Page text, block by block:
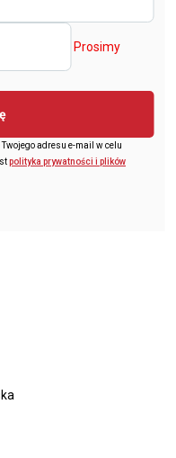
Prosimy
adresu e-mail w celu
polityka prywatności i plików